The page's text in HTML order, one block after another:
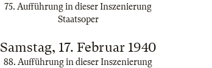
75. Aufführung in dieser Inszenierung
Staatsoper
Samstag, 17. Februar 1940
88. Aufführung in dieser Inszenierung